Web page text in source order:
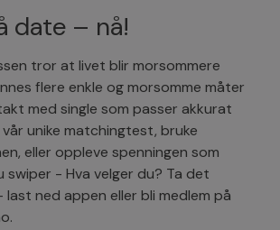
date – nå!
tror at livet blir morsommere
flere enkle og morsomme måter
med single som passer akkurat
unike matchingtest, bruke
eller oppleve spenningen som
swiper - Hva velger du? Ta det
ned appen eller bli medlem på